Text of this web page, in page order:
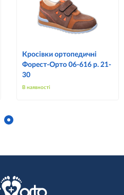
Кросівки ортопедичні
Форест-Орто 06-616 р. 21-
30
В наявності